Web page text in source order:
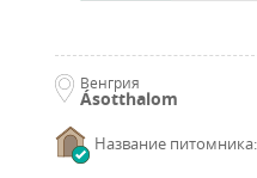
Венгрия
Ásotthalom
Название